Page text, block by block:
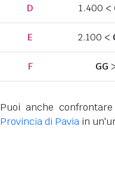
D 1.400 <
E 2.100 <
F GG
Puoi anche
Provincia di Pavia in